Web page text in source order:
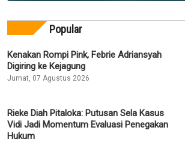
Popular
Kenakan Rompi Pink, Febrie Adriansyah
Digiring ke Kejagung
Jumat, 07 Agustus 2026
Rieke Diah Pitaloka: Putusan Sela Kasus
Vidi Jadi Momentum Evaluasi Penegakan
Hukum